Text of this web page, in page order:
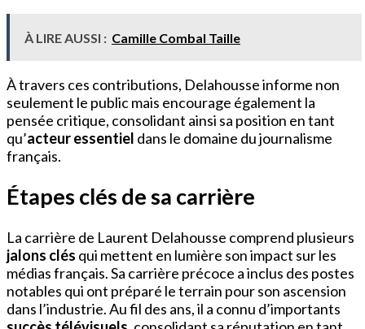
À LIRE AUSSI : Camille Combal Taille
À travers ces contributions, Delahousse informe non
seulement le public mais encourage également la
pensée critique, consolidant ainsi sa position en tant
qu’acteur essentiel dans le domaine du journalisme
français.
Étapes clés de sa carrière
La carrière de Laurent Delahousse comprend plusieurs
jalons clés qui mettent en lumière son impact sur les
médias français. Sa carrière précoce a inclus des postes
notables qui ont préparé le terrain pour son ascension
dans l’industrie. Au fil des ans, il a connu d’importants